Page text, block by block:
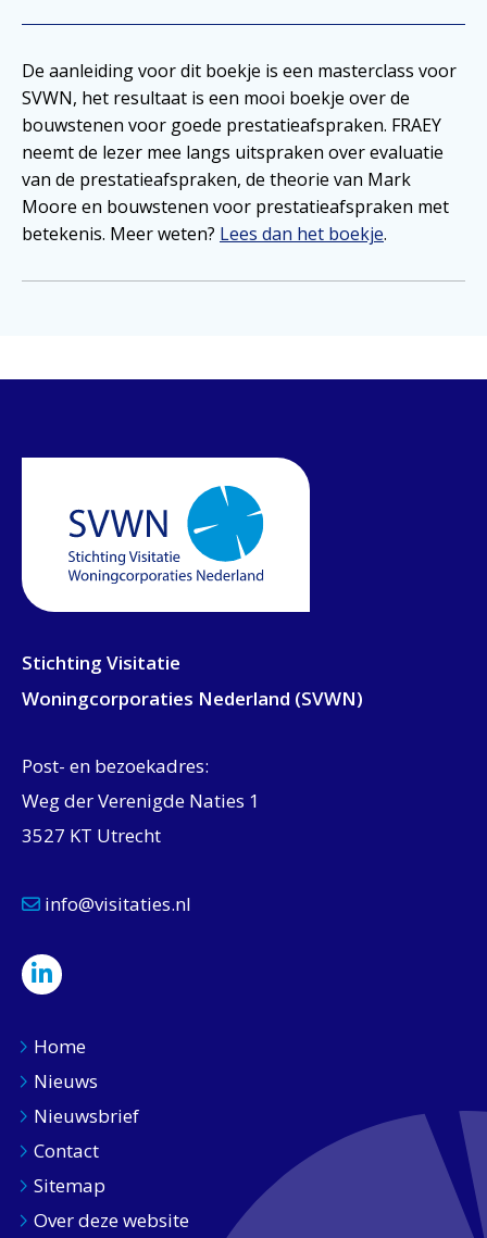
De aanleiding voor dit boekje is een masterclass voor
SVWN, het resultaat is een mooi boekje over de
bouwstenen voor goede prestatieafspraken. FRAEY
neemt de lezer mee langs uitspraken over evaluatie
van de prestatieafspraken, de theorie van Mark
Moore en bouwstenen voor prestatieafspraken met
betekenis. Meer weten? Lees dan het boekje.
Stichting Visitatie
Woningcorporaties Nederland (SVWN)
Post- en bezoekadres:
Weg der Verenigde Naties 1
3527 KT Utrecht
info@visitaties.nl
Home
Nieuws
Nieuwsbrief
Contact
Sitemap
Over deze website